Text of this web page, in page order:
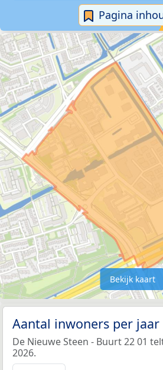
Pagina
Bekijk kaart
Aantal inwoners per jaar
De Nieuwe Steen - Buurt 22 01
2026.